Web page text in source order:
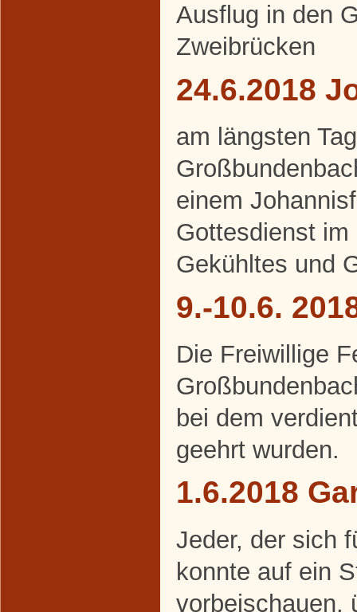
Ausflug in den
Zweibrücken
24.6.2018
am längsten
einem
Gottesdienst
Gekühltes und
9.-10.6.
Die Freiwillige
bei dem
geehrt wurden.
1.6.2018
Jeder, der sich
konnte auf ein
vorbeischauen,